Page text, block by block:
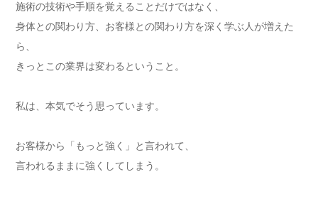
施術の技術や手順を覚えることだけではなく、
身体との関わり方、お客様との関わり方を深く学ぶ人が増えた
ら、
きっとこの業界は変わるということ。
私は、本気でそう思っています。
お客様から「もっと強く」と言われて、
言われるままに強くしてしまう。